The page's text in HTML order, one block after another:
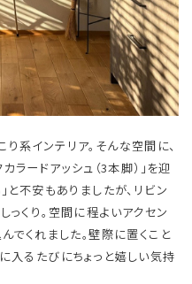
系インテリア。そんな空間に、
ラードアッシュ（3本脚）」を迎
と不安もありましたが、リビン
くり。空間に程よいアクセン
でくれました。壁際に置くこと
入るたびにちょっと嬉しい気持